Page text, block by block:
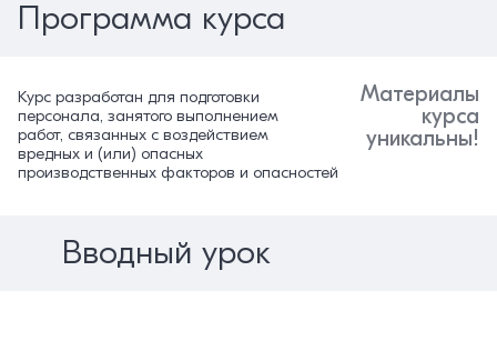
Программа курса
Материалы
курса
уникальны!
Курс разработан для подготовки
персонала, занятого выполнением
работ, связанных с воздействием
вредных и (или) опасных
производственных факторов и опасностей
Вводный урок